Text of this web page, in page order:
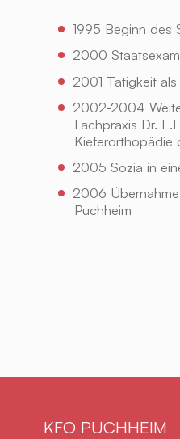
1995 Beginn des
2000
2001 Tätigkeit
2002-2004
Fachpraxis Dr.
Kieferorthopädie
2005 Sozia in
2006
Puchheim
KFO PUCHHEIM